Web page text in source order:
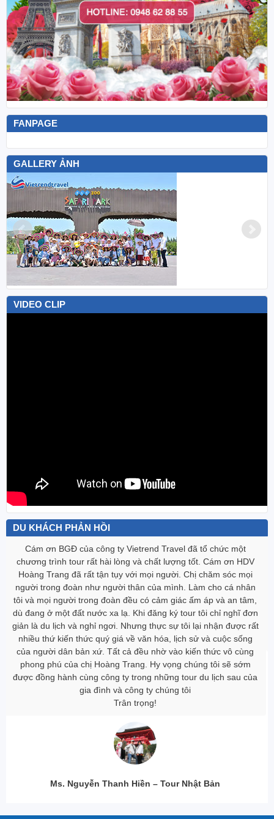
FANPAGE
GALLERY ẢNH
VIDEO CLIP
DU KHÁCH PHẢN HỒI
Gia đình tôi đã gắn bó với Vietrend Travel nhiều năm, qua nhiều
tour Malysia- Singapor, Hàn Quốc, Thái Lan… và hôm nay sau
tour du lịch châu Âu thì gia đình tôi đã rất vui vì chọn được một
công ty du lịch cực kì ưng ‎ý. Gia đình tôi rất cảm ơn Vietrend
Travel cùng những HDV tận tâm, không ngại khó, ngại khổ đã
chiều lòng người già và chăm sóc mọi người trong đoàn rất chu
đáo.
Trân trọng,